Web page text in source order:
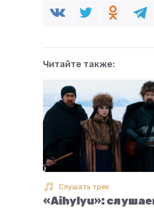
Читайте также:
Слушать трек
«Aihylyu»: